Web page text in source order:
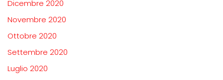
Dicembre 2020
Novembre 2020
Ottobre 2020
Settembre 2020
Luglio 2020